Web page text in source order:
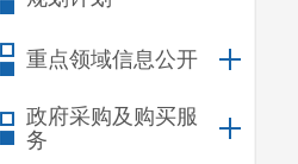
重点领域信息公开
政府采购及购买服
务